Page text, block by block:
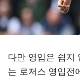
다만 영입은 쉽지
는 로저스 영입전